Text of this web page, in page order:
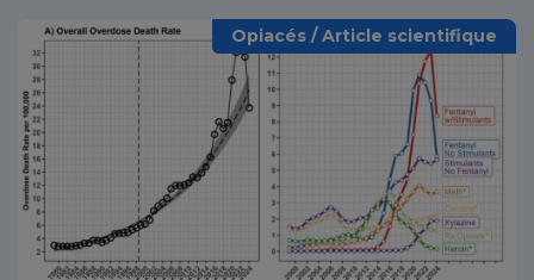
Opiacés / Article scientifique